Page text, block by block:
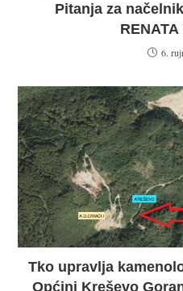
Pitanja za
6.
Tko upravlja
Općini Kreševo